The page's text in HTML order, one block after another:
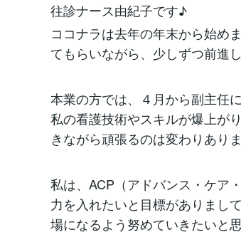
往診ナース由紀子です♪
ココナラは去年の年末から始め
てもらいながら、少しずつ前進
本業の方では、４月から副主任
私の看護技術やスキルが爆上が
きながら頑張るのは変わりありま
私は、ACP（アドバンス・ケア
力を入れたいと目標がありまし
場になるよう努めていきたいと